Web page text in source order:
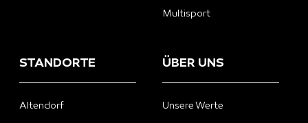
Multisport
STANDORTE
Altendorf
ÜBER UNS
Unsere Werte